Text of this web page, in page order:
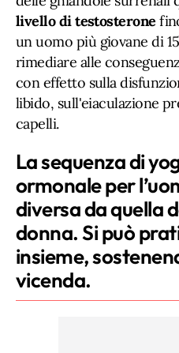
livello di testosterone
un uomo più giovane di
rimediare alle
con effetto sulla
libido, sull'eiaculazione
capelli.
La sequenza di
ormonale per
diversa da quella
donna. Si può
insieme,
vicenda.